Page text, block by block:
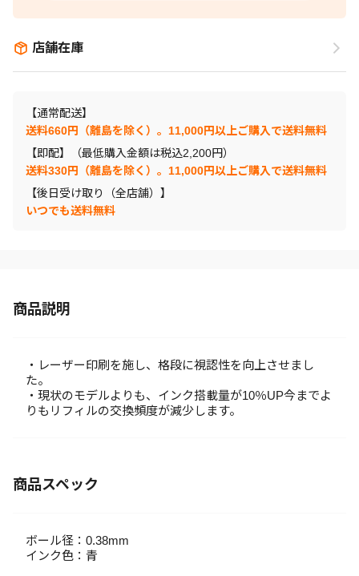
店舗在庫
【通常配送】
送料660円（離島を除く）。11,000円以上ご購入で送料無料
【即配】（最低購入金額は税込2,200円）
送料330円（離島を除く）。11,000円以上ご購入で送料無料
【後日受け取り（全店舗）】
いつでも送料無料
商品説明
・レーザー印刷を施し、格段に視認性を向上させまし
た。
・現状のモデルよりも、インク搭載量が10％UP今までよ
りもリフィルの交換頻度が減少します。
商品スペック
ボール径：0.38mm
インク色：青